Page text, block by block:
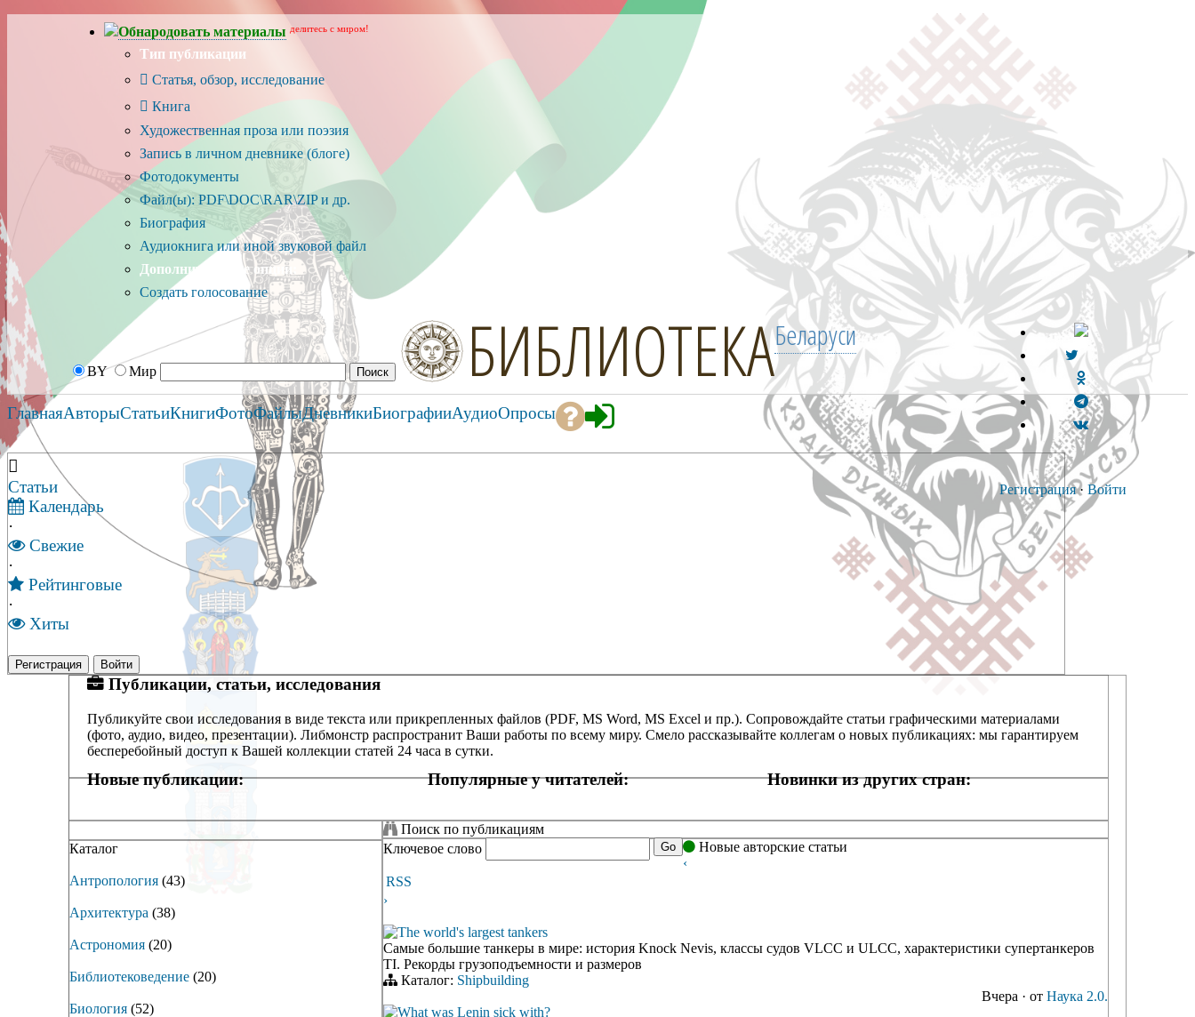
Обнародовать материалы делитесь с миром!
Тип публикации
Статья, обзор, исследование
Книга
Художественная проза или поэзия
Запись в личном дневнике (блоге)
Фотодокументы
Файл(ы): PDF\DOC\RAR\ZIP и др.
Биография
Аудиокнига или иной звуковой файл
Дополнительные опции:
Создать голосование
BY Мир БИБЛИОТЕКАБеларуси
Регистрация · Войти
ГлавнаяАвторыСтатьиКнигиФотоФайлыДневникиБиографииАудиоОпросы
Статьи
Календарь
·
Свежие
·
Рейтинговые
·
Хиты
Регистрация Войти
Публикации, статьи, исследования
Публикуйте свои исследования в виде текста или прикрепленных файлов (PDF, MS Word, MS Excel и пр.). Сопровождайте статьи графическими материалами
(фото, аудио, видео, презентации). Либмонстр распространит Ваши работы по всему миру. Смело рассказывайте коллегам о новых публикациях: мы гарантируем
бесперебойный доступ к Вашей коллекции статей 24 часа в сутки.
Новые публикации: Популярные у читателей: Новинки из других стран:
Каталог
Антропология (43)
Архитектура (38)
Астрономия (20)
Библиотековедение (20)
Биология (52)
Поиск по публикациям
Ключевое слово
Go
Новые авторские статьи
‹
RSS
›
The world's largest tankers
Самые большие танкеры в мире: история Knock Nevis, классы судов VLCC и ULCC, характеристики супертанкеров
TI. Рекорды грузоподъемности и размеров
Каталог: Shipbuilding
Вчера · от Наука 2.0.
What was Lenin sick with?